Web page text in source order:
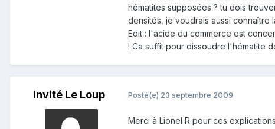
hématites supposées ? tu dois
densités, je voudrais aussi
Edit : l'acide du commerce est
! Ca suffit pour dissoudre l'hématite
Invité Le Loup Posté(e) 23 septembre 2009
Merci à Lionel R pour ces